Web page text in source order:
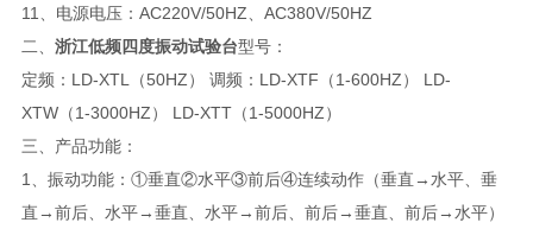
11、电源电压：AC220V/50HZ、AC380V/50HZ
二、 浙江低频四度振动试验台型号：
定频：LD-XTL（50HZ） 调频：LD-XTF（1-600HZ） LD-
XTW（1-3000HZ） LD-XTT（1-5000HZ）
三、产品功能：
1、振动功能：①垂直②水平③前后④连续动作（垂直→水平、垂
直→前后、水平→垂直、水平→前后、前后→垂直、前后→水平）